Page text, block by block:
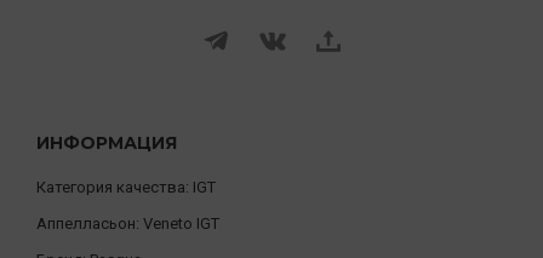
ИНФОРМАЦИЯ
Категория качества: IGT
Аппелласьон: Veneto IGT